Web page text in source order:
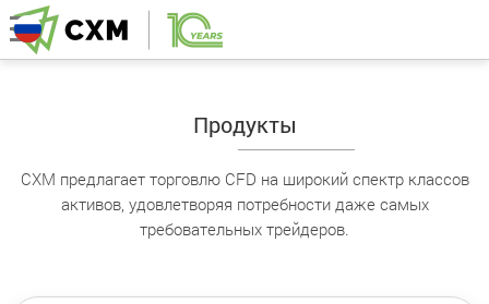
Продукты
CXM предлагает торговлю CFD на широкий спектр классов
активов, удовлетворяя потребности даже самых
требовательных трейдеров.